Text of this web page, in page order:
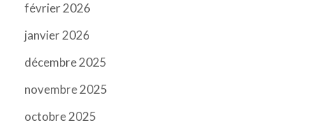
février 2026
janvier 2026
décembre 2025
novembre 2025
octobre 2025